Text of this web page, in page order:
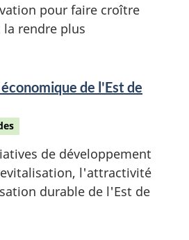
pour faire croître
rendre plus
de l'Est de
de développement
l'attractivité
durable de l'Est de